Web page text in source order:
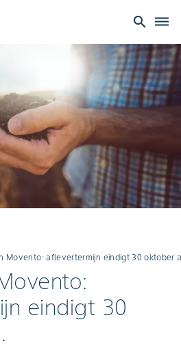
search dehaze
Movento: aflevertermijn eindigt 30 oktober
eindigt 30